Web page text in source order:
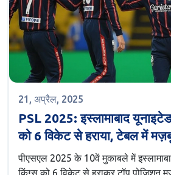
21, अप्रैल, 2025
PSL 2025: इस्लामाबाद
को 6 विकेट से हराया, टेबल में
पीएसएल 2025 के 10वें मुकाबले में
किंग्स को 6 विकेट से हराकर टॉप पोजिशन